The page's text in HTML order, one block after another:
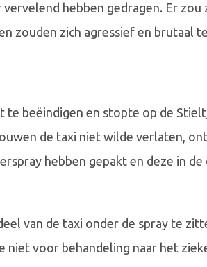
hebben gedragen. Er zou
zouden zich agressief en brutaal
te beëindigen en stopte op de
de taxi niet wilde verlaten,
hebben gepakt en deze in
van de taxi onder de spray te
niet voor behandeling naar het